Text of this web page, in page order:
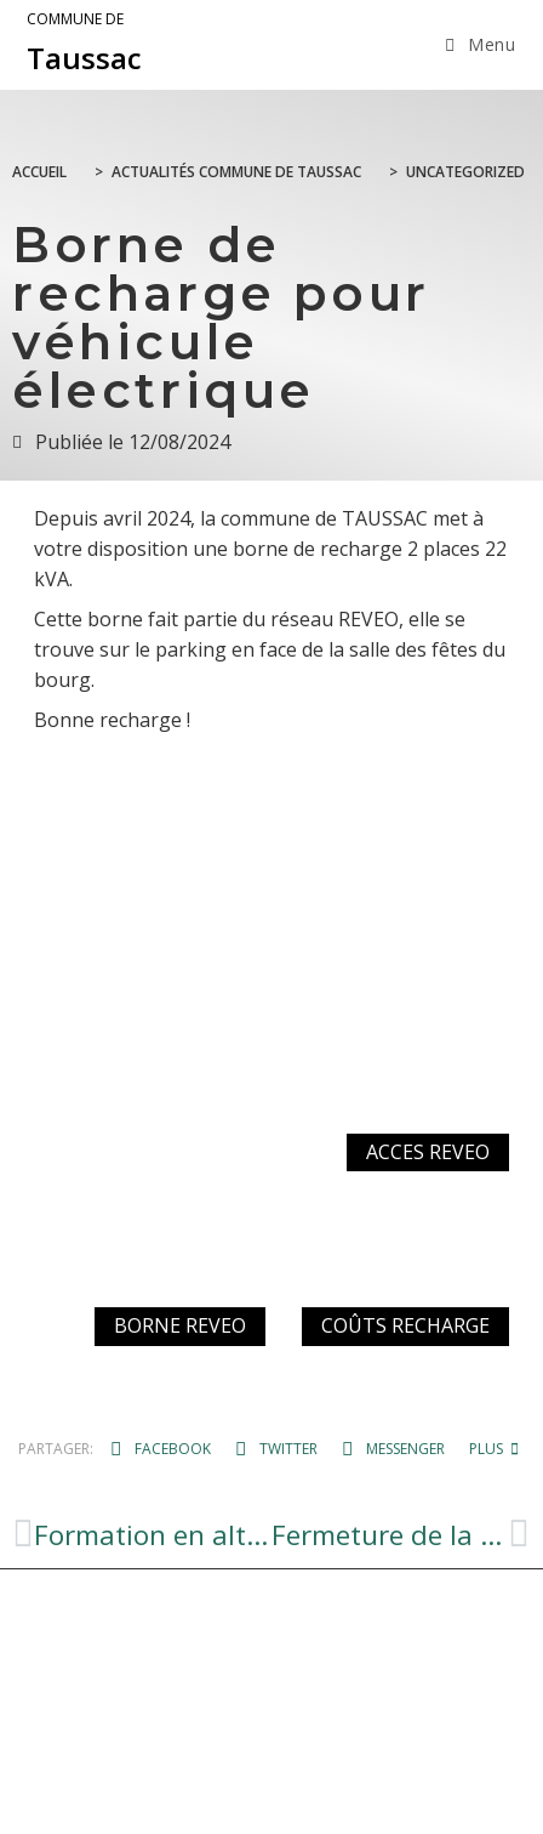
COMMUNE DE
Taussac Menu
ACCUEIL > ACTUALITÉS COMMUNE DE TAUSSAC > UNCATEGORIZED
Borne de
recharge pour
véhicule
électrique
Publiée le 12/08/2024
Depuis avril 2024, la commune de TAUSSAC met à
votre disposition une borne de recharge 2 places 22
kVA.
Cette borne fait partie du réseau REVEO, elle se
trouve sur le parking en face de la salle des fêtes du
bourg.
Bonne recharge !
ACCES REVEO
BORNE REVEO COÛTS RECHARGE
PARTAGER: FACEBOOK TWITTER MESSENGER PLUS
Formation en alternance CAP Conduite routière Fermeture de la Mairie les lundi 7 et mardi 8 octobre 2024.